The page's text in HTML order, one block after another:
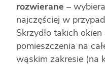
rozwierane –
najczęściej w
Skrzydło takich
pomieszczenia na
wąskim zakresie (na